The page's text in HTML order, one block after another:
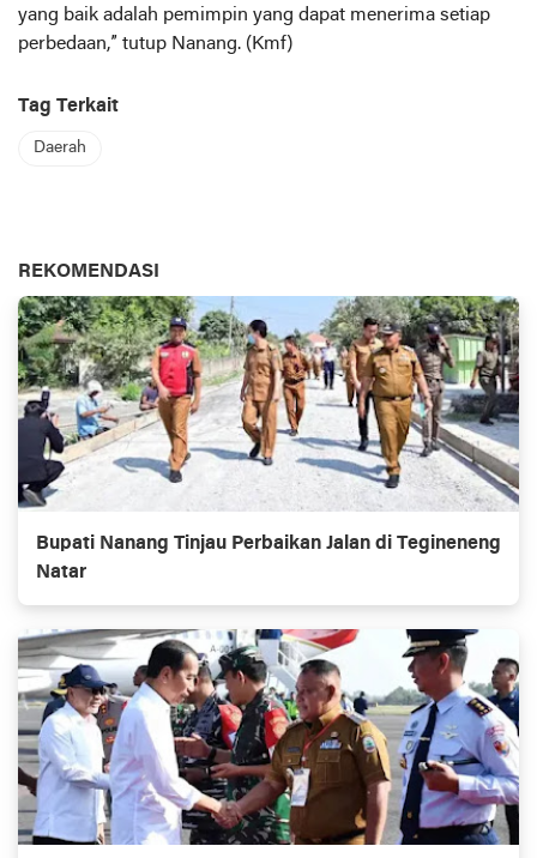
yang baik adalah pemimpin yang dapat menerima setiap
perbedaan,” tutup Nanang. (Kmf)
Tag Terkait
Daerah
REKOMENDASI
Bupati Nanang Tinjau Perbaikan Jalan di Tegineneng
Natar